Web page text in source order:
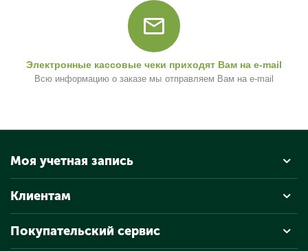
Электронные кассовые чеки приходят Вам на e-mail
Всю информацию о заказе мы отправляем Вам на e-mail
Моя учетная запись
Клиентам
Покупательский сервис